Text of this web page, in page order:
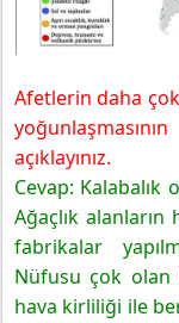
Afetlerin daha
açıklayınız.
Cevap: Kalabalık
Ağaçlık
fabrikalar
Nüfusu çok
hava kirliliği ile